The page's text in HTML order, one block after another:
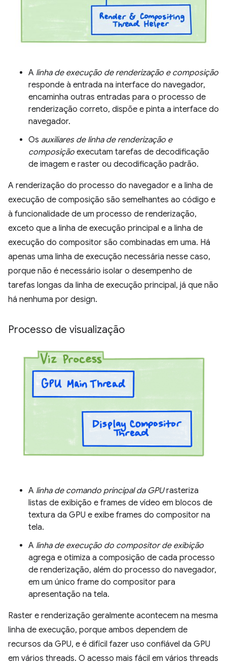
A linha de execução de renderização e composição
responde à entrada na interface do navegador,
encaminha outras entradas para o processo de
renderização correto, dispõe e pinta a interface do
navegador.
Os auxiliares de linha de renderização e
composição executam tarefas de decodificação
de imagem e raster ou decodificação padrão.
A renderização do processo do navegador e a linha de
execução de composição são semelhantes ao código e
à funcionalidade de um processo de renderização,
exceto que a linha de execução principal e a linha de
execução do compositor são combinadas em uma. Há
apenas uma linha de execução necessária nesse caso,
porque não é necessário isolar o desempenho de
tarefas longas da linha de execução principal, já que não
há nenhuma por design.
Processo de visualização
A linha de comando principal da GPUrasteriza
listas de exibição e frames de vídeo em blocos de
textura da GPU e exibe frames do compositor na
tela.
A linha de execução do compositor de exibição
agrega e otimiza a composição de cada processo
de renderização, além do processo do navegador,
em um único frame do compositor para
apresentação na tela.
Raster e renderização geralmente acontecem na mesma
linha de execução, porque ambos dependem de
recursos da GPU, e é difícil fazer uso confiável da GPU
em vários threads. O acesso mais fácil em vários threads